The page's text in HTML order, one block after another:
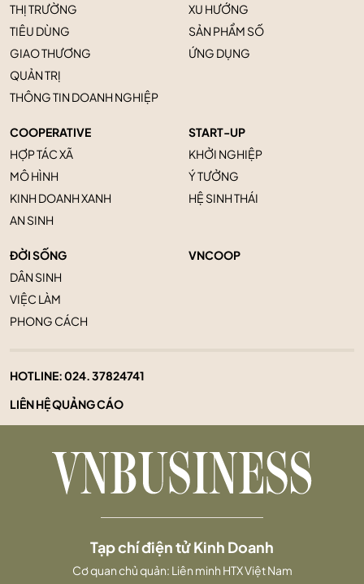
THỊ TRƯỜNG
TIÊU DÙNG
GIAO THƯƠNG
QUẢN TRỊ
THÔNG TIN DOANH NGHIỆP
XU HƯỚNG
SẢN PHẨM SỐ
ỨNG DỤNG
COOPERATIVE
HỢP TÁC XÃ
MÔ HÌNH
KINH DOANH XANH
AN SINH
START-UP
KHỞI NGHIỆP
Ý TƯỞNG
HỆ SINH THÁI
ĐỜI SỐNG
DÂN SINH
VIỆC LÀM
PHONG CÁCH
VNCOOP
HOTLINE:024. 37824741
LIÊN HỆ QUẢNG CÁO
Tạp chí điện tử Kinh Doanh
Cơ quan chủ quản: Liên minh HTX Việt Nam